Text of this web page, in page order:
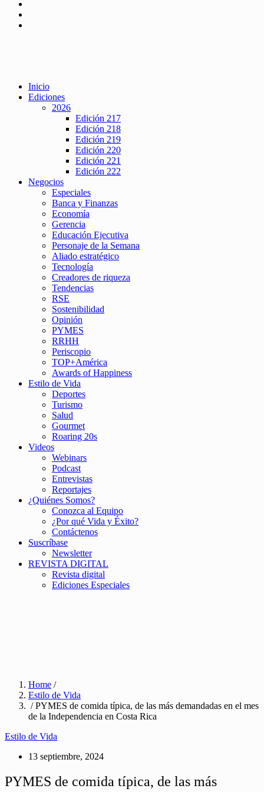
Inicio
Ediciones
2026
Edición 217
Edición 218
Edición 219
Edición 220
Edición 221
Edición 222
Negocios
Especiales
Banca y Finanzas
Economía
Gerencia
Educación Ejecutiva
Personaje de la Semana
Aliado estratégico
Tecnología
Creadores de riqueza
Tendencias
RSE
Sostenibilidad
Opinión
PYMES
RRHH
Periscopio
TOP+América
Awards of Happiness
Estilo de Vida
Deportes
Turismo
Salud
Gourmet
Roaring 20s
Videos
Webinars
Podcast
Entrevistas
Reportajes
¿Quiénes Somos?
Conozca al Equipo
¿Por qué Vida y Éxito?
Contáctenos
Suscríbase
Newsletter
REVISTA DIGITAL
Revista digital
Ediciones Especiales
Home /
Estilo de Vida
/ PYMES de comida típica, de las más demandadas en el mes
de la Independencia en Costa Rica
Estilo de Vida
13 septiembre, 2024
PYMES de comida típica, de las más